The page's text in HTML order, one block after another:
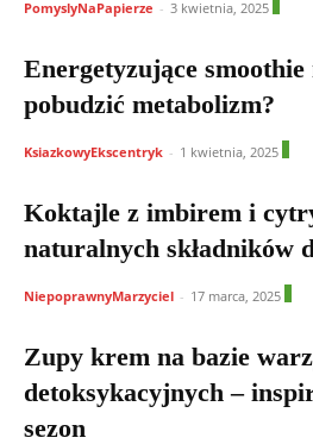
PomyslyNaPapierze - 3 kwietnia, 2025
Energetyzujące
pobudzić metabolizm?
KsiazkowyEkscentryk - 1 kwietnia, 2025
Koktajle z imbirem i
naturalnych składników
NiepoprawnyMarzyciel - 17 marca, 2025
Zupy krem na bazie
detoksykacyjnych –
sezon